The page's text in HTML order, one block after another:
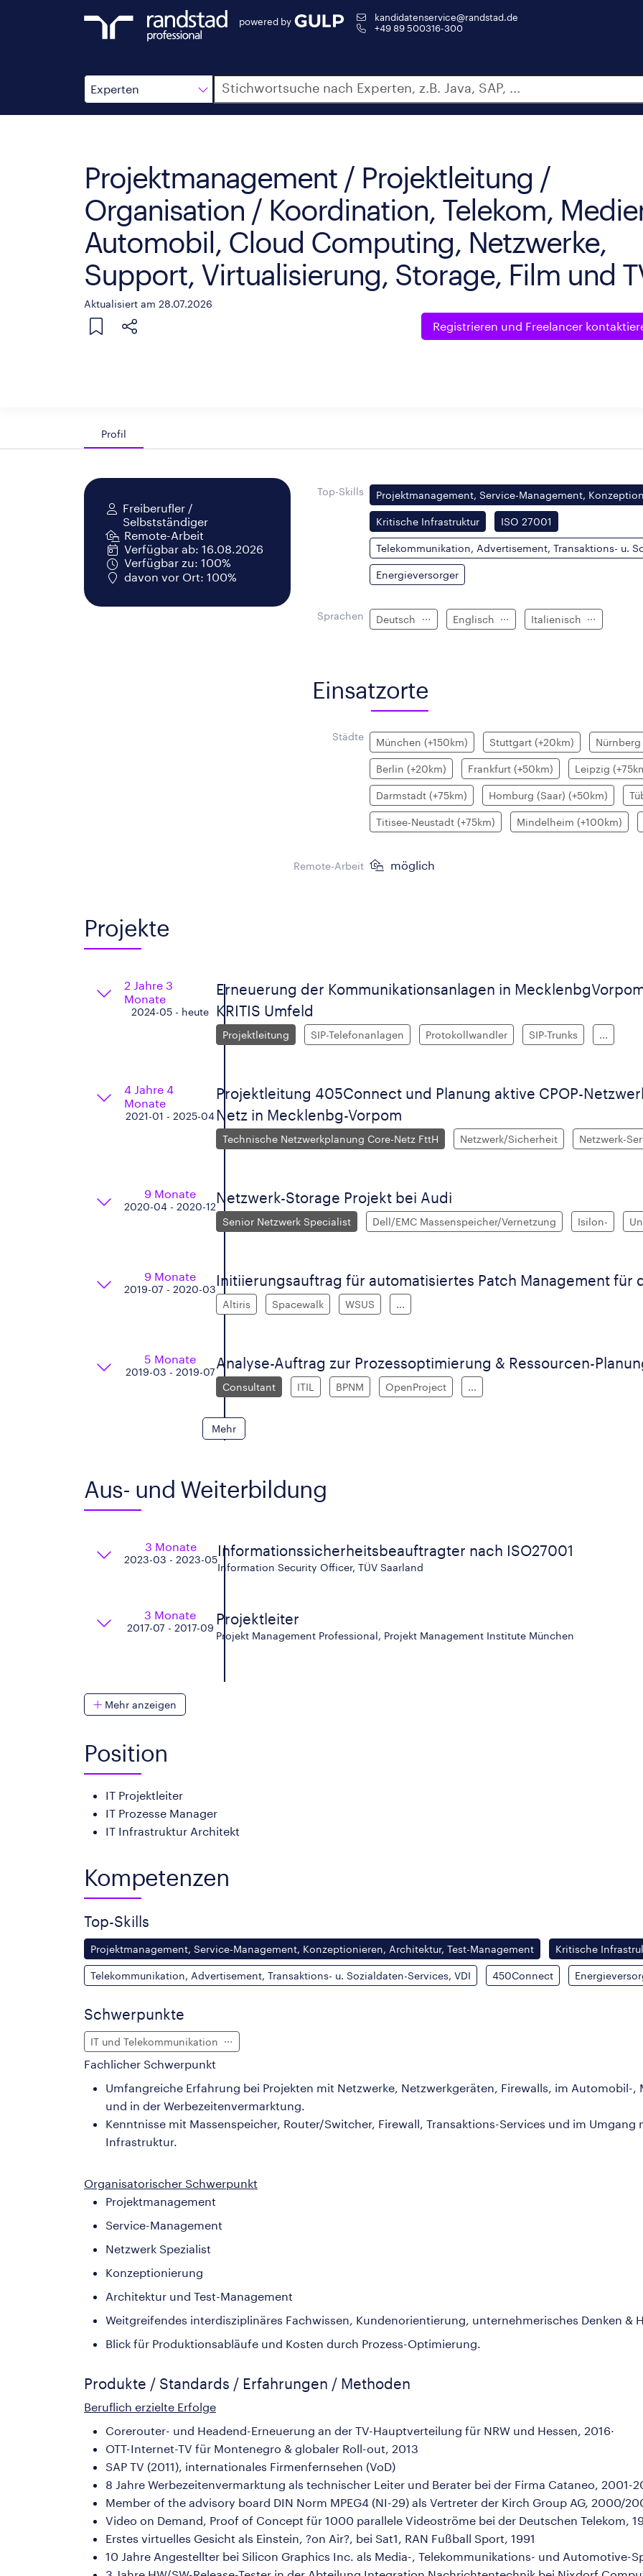
powered by
kandidatenservice@randstad.de
+49 89 500316-300
Experten
Suche
Projektmanagement / Projektleitung /
Organisation / Koordination, Telekom,
Automobil, Cloud Computing, Netzwerke,
Support, Virtualisierung, Storage, Film und
Aktualisiert am 28.07.2026
Registrieren und Freelancer
Profil
Freiberufler /
Selbstständiger
Remote-Arbeit
Verfügbar ab: 16.08.2026
Verfügbar zu: 100%
davon vor Ort: 100%
Top-Skills Projektmanagement, Service-Management,
Kritische Infrastruktur ISO 27001
Telekommunikation, Advertisement, Transaktions- u.
Energieversorger
Sprachen Deutsch Englisch Italienisch
Einsatzorte
Städte München (+150km) Stuttgart (+20km)
Berlin (+20km) Frankfurt (+50km) Leipzig
Darmstadt (+75km) Homburg (Saar) (+50km)
Titisee-Neustadt (+75km) Mindelheim (+100km)
Remote-Arbeit möglich
Projekte
2 Jahre 3
Monate
2024-05 - heute
Erneuerung der Kommunikationsanlagen in
KRITIS Umfeld
Projektleitung SIP-Telefonanlagen Protokollwandler SIP-Trunks ...
4 Jahre 4
Monate
2021-01 - 2025-04
Projektleitung 405Connect und Planung aktive CPOP-
Netz in Mecklenbg-Vorpom
Technische Netzwerkplanung Core-Netz FttH Netzwerk/Sicherheit Netzwerk-
9 Monate
2020-04 - 2020-12
Netzwerk-Storage Projekt bei Audi
Senior Netzwerk Specialist Dell/EMC Massenspeicher/Vernetzung Isilon-
9 Monate
2019-07 - 2020-03
Initiierungsauftrag für automatisiertes Patch Management für
Altiris Spacewalk WSUS ...
5 Monate
2019-03 - 2019-07
Analyse-Auftrag zur Prozessoptimierung & Ressourcen-
Consultant ITIL BPNM OpenProject ...
Mehr
Aus- und Weiterbildung
3 Monate
2023-03 - 2023-05
Informationssicherheitsbeauftragter nach ISO27001
Information Security Officer, TÜV Saarland
3 Monate
2017-07 - 2017-09
Projektleiter
Projekt Management Professional, Projekt Management Institute München
Mehr anzeigen
Position
IT Projektleiter
IT Prozesse Manager
IT Infrastruktur Architekt
Kompetenzen
Top-Skills
Projektmanagement, Service-Management, Konzeptionieren, Architektur, Test-Management Kritische
Telekommunikation, Advertisement, Transaktions- u. Sozialdaten-Services, VDI 450Connect
Schwerpunkte
IT und Telekommunikation
Fachlicher Schwerpunkt
Umfangreiche Erfahrung bei Projekten mit Netzwerke, Netzwerkgeräten, Firewalls, im Automobil-
und in der Werbezeitenvermarktung.
Kenntnisse mit Massenspeicher, Router/Switcher, Firewall, Transaktions-Services und im
Infrastruktur.
Organisatorischer Schwerpunkt
Projektmanagement
Service-Management
Netzwerk Spezialist
Konzeptionierung
Architektur und Test-Management
Weitgreifendes interdisziplinäres Fachwissen, Kundenorientierung, unternehmerisches Denken &
Blick für Produktionsabläufe und Kosten durch Prozess-Optimierung.
Produkte / Standards / Erfahrungen / Methoden
Beruflich erzielte Erfolge
Corerouter- und Headend-Erneuerung an der TV-Hauptverteilung für NRW und Hessen, 2016·
OTT-Internet-TV für Montenegro & globaler Roll-out, 2013
SAP TV (2011), internationales Firmenfernsehen (VoD)
8 Jahre Werbezeitenvermarktung als technischer Leiter und Berater bei der Firma Cataneo, 2001-
Member of the advisory board DIN Norm MPEG4 (NI-29) als Vertreter der Kirch Group AG, 2000/
Video on Demand, Proof of Concept für 1000 parallele Videoströme bei der Deutschen Telekom,
Erstes virtuelles Gesicht als Einstein, ?on Air?, bei Sat1, RAN Fußball Sport, 1991
10 Jahre Angestellter bei Silicon Graphics Inc. als Media-, Telekommunikations- und Automotive-